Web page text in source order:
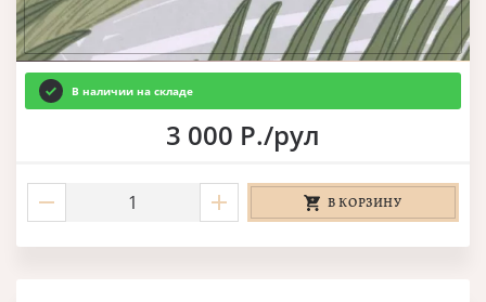
В наличии на складе
3 000 Р./рул
В КОРЗИНУ